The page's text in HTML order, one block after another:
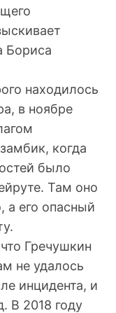
Бориса
находилось
в ноябре
когда
было
Там оно
а его опасный
Гречушкин
не удалось
инцидента, и
В 2018 году